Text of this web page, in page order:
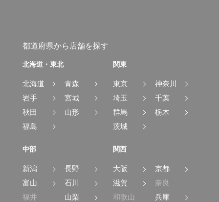
都道府県から店舗を探す
北海道・東北
北海道
青森
岩手
宮城
秋田
山形
福島
関東
東京
神奈川
埼玉
千葉
群馬
栃木
茨城
中部
新潟
長野
富山
石川
福井
山梨
関西
大阪
京都
滋賀
奈良
和歌山
兵庫